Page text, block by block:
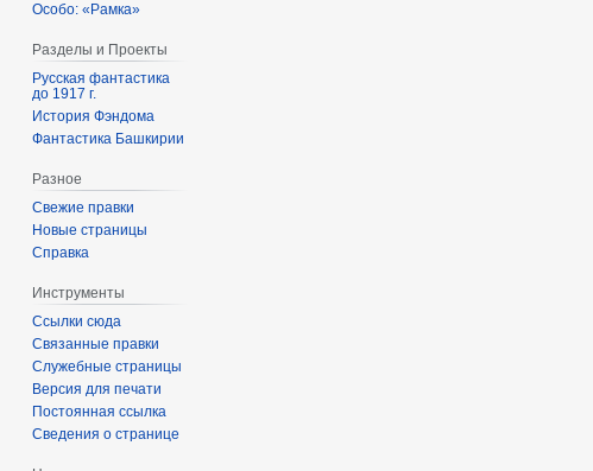
Особо: «Рамка»
Разделы и Проекты
Русская фантастика
до 1917 г.
История Фэндома
Фантастика Башкирии
Разное
Свежие правки
Новые страницы
Справка
Инструменты
Ссылки сюда
Связанные правки
Служебные страницы
Версия для печати
Постоянная ссылка
Сведения о странице